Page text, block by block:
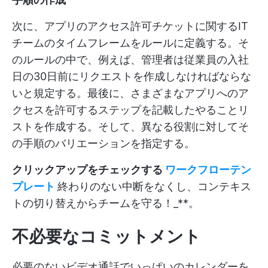
次に、アプリのアクセス許可チケットに関するIT
チームのタイムフレームをルールに定義する。そ
のルールの中で、例えば、管理者は従業員の入社
日の30日前にリクエストを作成しなければならな
いと規定する。最後に、さまざまなアプリへのア
クセスを許可するステップを記載したやることリ
ストを作成する。そして、異なる役割に対してそ
の手順のバリエーションを指定する。
クリックアップをチェックする ワークフローテン
プレート 終わりのない中断をなくし、コンテキス
トの切り替えからチームを守る！_**。
不必要なコミットメント